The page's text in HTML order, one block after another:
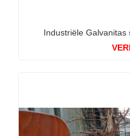
Industriële